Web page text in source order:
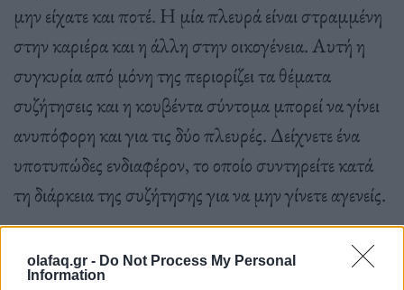
olafaq.gr - Do Not Process My Personal
Information
μην είχατε και ποτέ. Η μία πλευρά είναι στραμμένη
στην καριέρα και η άλλη στην οικογένεια. Αυτή η
συγκυρία από μόνη της περιορίζει τα θέματα
συζήτησεις και η κουβέντα σύντομα μπορεί να γίνει
ανυπόφορη και για τις δύο πλευρές. Δείχνετε ένα
υποτυπώδες ενδιαφέρον, το οποίο συντηρείτε κατά
τη διάρκεια της συζήτησης για να μην γίνετε αγενείς.
Το τελευταίο πράγμα που θέλετε να ακούσετε είναι